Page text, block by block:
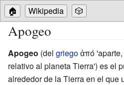
🏠 Wikipedia 🎲
Apogeo
Apogeo (del griegoἀπό
relativo al planeta Tierra') es el
alrededor de la Tierra en el que